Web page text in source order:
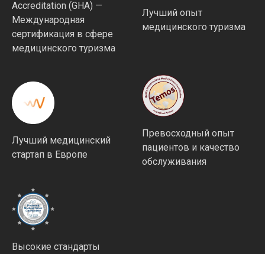
Accreditation (GHA) —
Международная
сертификация в сфере
медицинского туризма
Лучший опыт
медицинского туризма
Лучший медицинский
стартап в Европе
Превосходный опыт
пациентов и качество
обслуживания
Высокие стандарты